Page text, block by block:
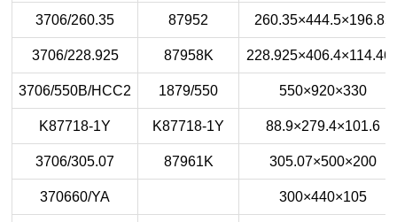
3706/260.35 87952 260.35×444.5×196.85
3706/228.925 87958K
3706/550B/HCC2 1879/550 550×920×330
K87718-1Y K87718-1Y 88.9×279.4×101.6
3706/305.07 87961K 305.07×500×200
370660/YA 300×440×105